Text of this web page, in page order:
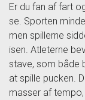
Er du fan af fart
se. Sporten
men spillerne
isen. Atleterne
stave, som både
at spille pucken.
masser af